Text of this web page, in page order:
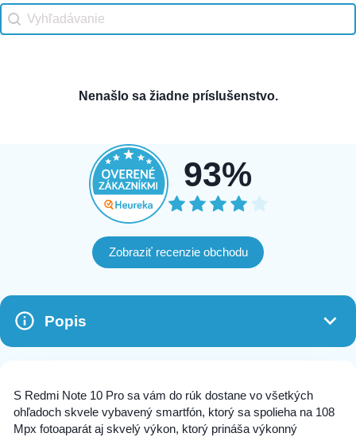
Vhodné príslušenstvo search
Search content
Nenašlo sa žiadne príslušenstvo.
93%
Zobraziť recenzie obchodu
Popis
S Redmi Note 10 Pro sa vám do rúk dostane vo všetkých
ohľadoch skvele vybavený smartfón, ktorý sa spolieha na 108
Mpx fotoaparát aj skvelý výkon, ktorý prináša výkonný